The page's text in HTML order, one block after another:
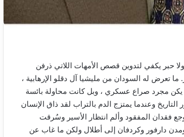
حبر يكفي لتدوين قصص الأمهات اللاتي ذرفن
ما تعرض له السودان من مليشيا آل دقلو الإرهابية ،
يكن مجرد صراع عسكري ، وبل كانت محاولة بائسة
وعندما يمتزج الدم بالتراب لقد ذاق الإنسان
فقدان المفقود وألم انتظار الأسير وسُرقت
ومدن دارفور وكردفان إلى أطلال ولكن ما غاب عن